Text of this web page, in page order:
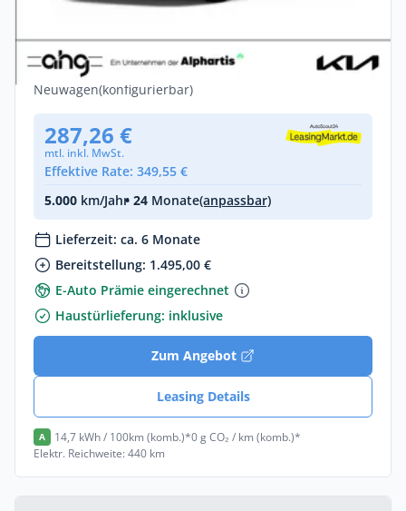
PRIVAT
Elektro •Automatik •204 PS (150 kW)
Neuwagen(konfigurierbar)
287,26 €
mtl. inkl. MwSt.
Effektive Rate: 349,55 €
5.000 km/Jahr• 24 Monate(anpassbar)
Lieferzeit: ca. 6 Monate
Bereitstellung: 1.495,00 €
E-Auto Prämie eingerechnet
Haustürlieferung: inklusive
Zum Angebot
Leasing Details
A 14,7 kWh / 100km (komb.)*0 g CO₂ / km (komb.)*
Elektr. Reichweite: 440 km